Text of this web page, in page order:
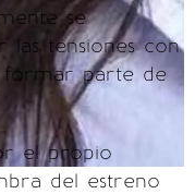
se
las tensiones con
formar parte de
el propio
del estreno